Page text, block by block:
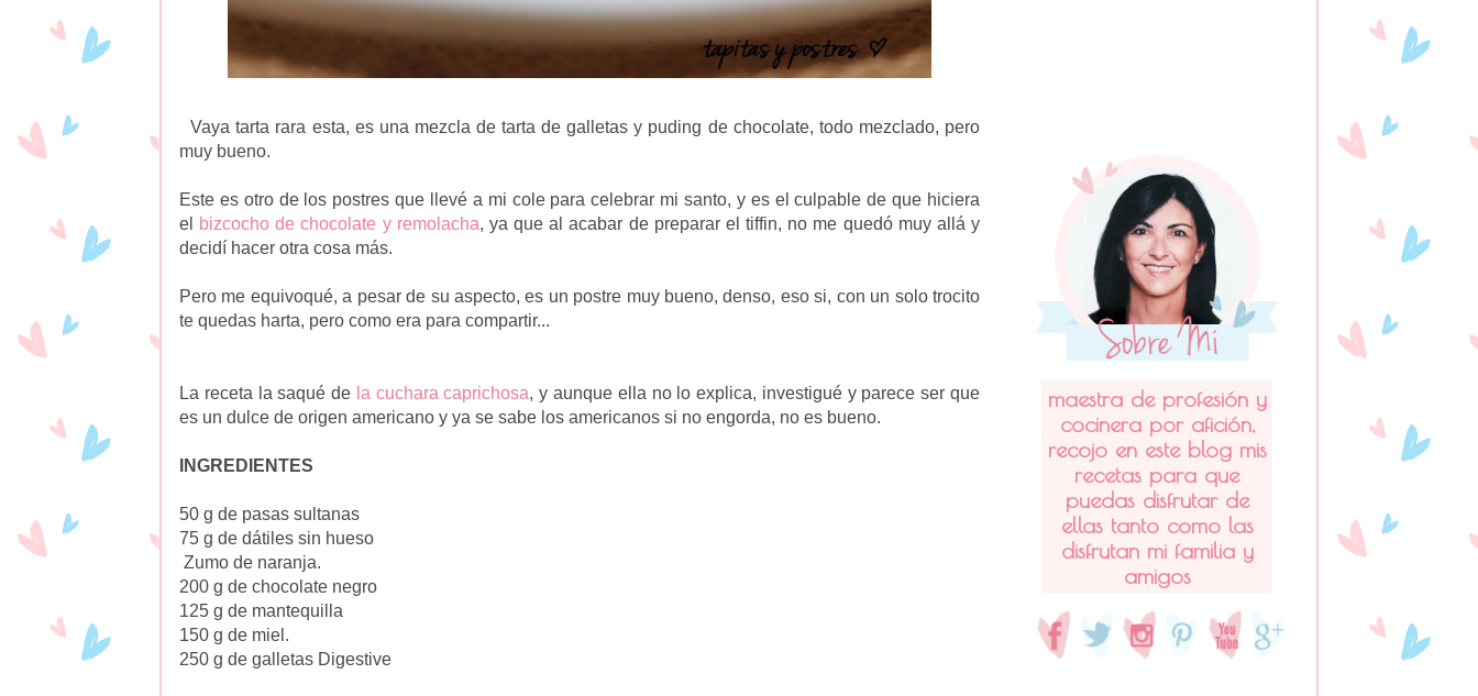
Vaya tarta rara esta, es una mezcla de tarta de galletas y puding de chocolate, todo mezclado, pero
muy bueno.
Este es otro de los postres que llevé a mi cole para celebrar mi santo, y es el culpable de que hiciera
el
bizcocho de chocolate y remolacha, ya que al acabar de preparar el tiffin, no me quedó muy allá y
decidí hacer otra cosa más.
Pero me equivoqué, a pesar de su aspecto, es un postre muy bueno, denso, eso si, con un solo trocito
te quedas harta, pero como era para compartir...
La receta la saqué de la cuchara caprichosa, y aunque ella no lo explica, investigué y parece ser que
es un dulce de origen americano y ya se sabe los americanos si no engorda, no es bueno.
INGREDIENTES
50 g de pasas sultanas
75 g de dátiles sin hueso
Zumo de naranja.
200 g de chocolate negro
125 g de mantequilla
150 g de miel.
250 g de galletas Digestive
maestra de profesión y
cocinera por afición,
recojo en este blog mis
recetas para que
puedas disfrutar de
ellas tanto como las
disfrutan mi familia y
amigos